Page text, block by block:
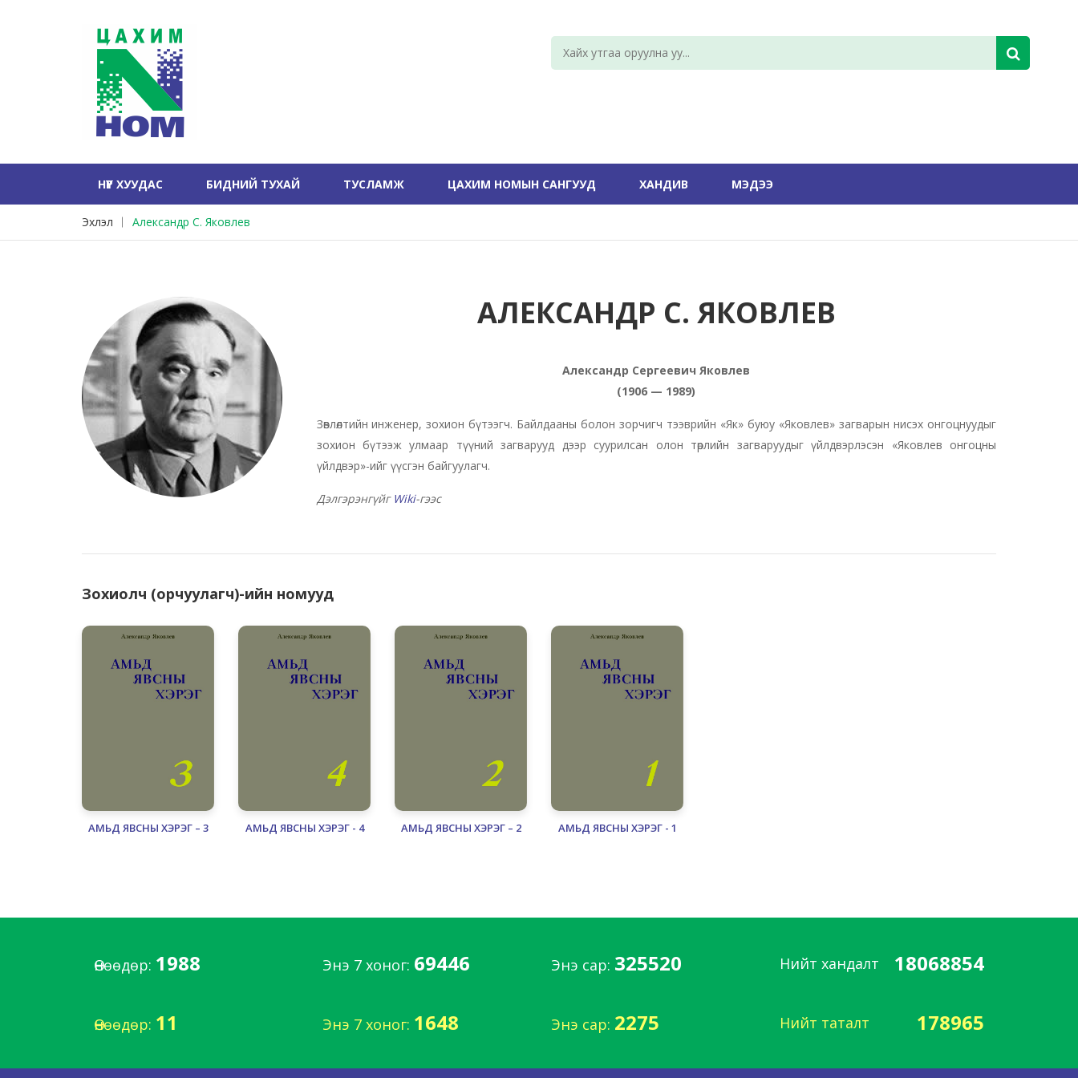
НҮҮР ХУУДАС БИДНИЙ ТУХАЙ ТУСЛАМЖ ЦАХИМ НОМЫН САНГУУД ХАНДИВ МЭДЭЭ
Эхлэл Александр С. Яковлев
АЛЕКСАНДР С. ЯКОВЛЕВ
Александр Сергеевич Яковлев
(1906 — 1989)
Зөвлөлтийн инженер, зохион бүтээгч. Байлдааны болон зорчигч тээврийн «Як» буюу «Яковлев» загварын нисэх онгоцнуудыг
зохион бүтээж улмаар түүний загварууд дээр суурилсан олон төрлийн загваруудыг үйлдвэрлэсэн «Яковлев онгоцны
үйлдвэр»-ийг үүсгэн байгуулагч.
Дэлгэрэнгүйг Wiki-гээс
Зохиолч (орчуулагч)-ийн номууд
АМЬД ЯВСНЫ ХЭРЭГ – 3 АМЬД ЯВСНЫ ХЭРЭГ - 4 АМЬД ЯВСНЫ ХЭРЭГ – 2 АМЬД ЯВСНЫ ХЭРЭГ - 1
Өнөөдөр: 1988 Энэ 7 хоног: 69446 Энэ сар: 325520 Нийт хандалт 18068854
Өнөөдөр: 11 Энэ 7 хоног: 1648 Энэ сар: 2275 Нийт таталт 178965